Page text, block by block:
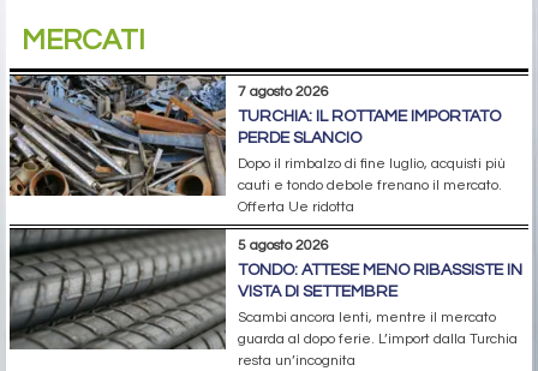
MERCATI
7 agosto 2026
TURCHIA: IL ROTTAME IMPORTATO
PERDE SLANCIO
Dopo il rimbalzo di fine luglio, acquisti più
cauti e tondo debole frenano il mercato.
Offerta Ue ridotta
5 agosto 2026
TONDO: ATTESE MENO RIBASSISTE IN
VISTA DI SETTEMBRE
Scambi ancora lenti, mentre il mercato
guarda al dopo ferie. L’import dalla Turchia
resta un’incognita